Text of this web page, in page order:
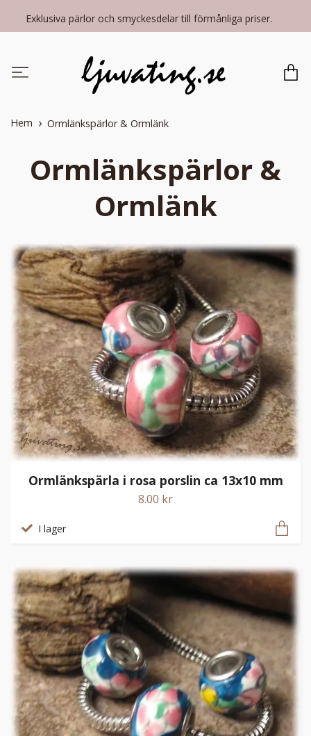
Exklusiva pärlor och smyckesdelar till förmånliga priser.
Hem Ormlänkspärlor & Ormlänk
Ormlänkspärlor &
Ormlänk
Ormlänkspärla i rosa porslin ca 13x10 mm
8.00 kr
I lager